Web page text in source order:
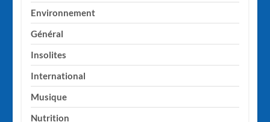
Environnement
Général
Insolites
International
Musique
Nutrition